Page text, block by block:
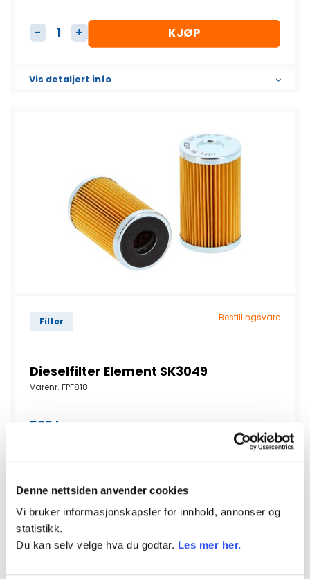
Denne nettsiden anvender cookies
Vi bruker informasjonskapsler for innhold, annonser og
statistikk.
Du kan selv velge hva du godtar. Les mer her.
Dieselfilter Element SK3039 antall
KJØP
Vis detaljert info
Filter Bestillingsvare
Dieselfilter Element SK3049
Varenr. FPF818
595 kr
Dieselfilter Element SK3049 antall
KJØP
Vis detaljert info